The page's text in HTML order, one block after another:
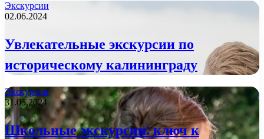
Экскурсии
02.06.2024
Увлекательные экскурсии по
историческому калининграду
Экскурсии
31.05.2024
Школьные экскурсии: ключ к